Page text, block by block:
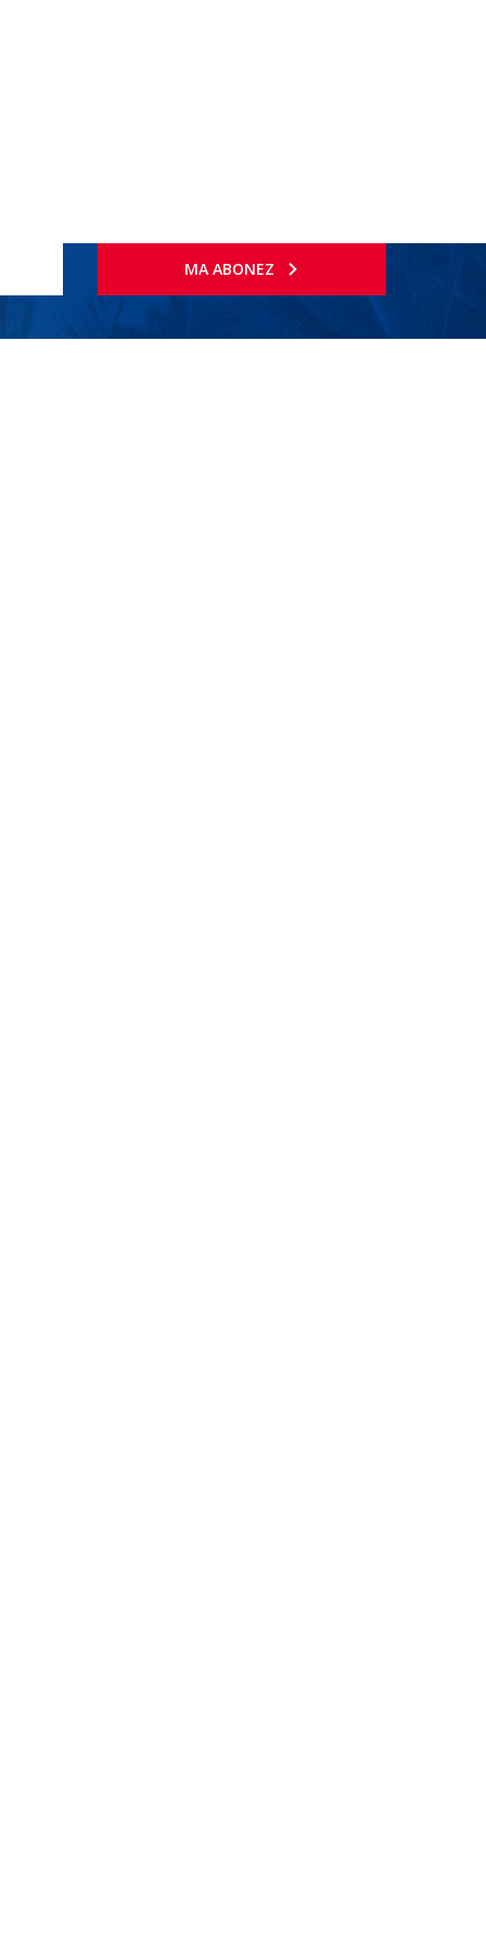
terasa.
catre client direct la receptia hotelului.
va fi achitata de catre client la receptia hotelului. Noile taxe de
MA ABONEZ